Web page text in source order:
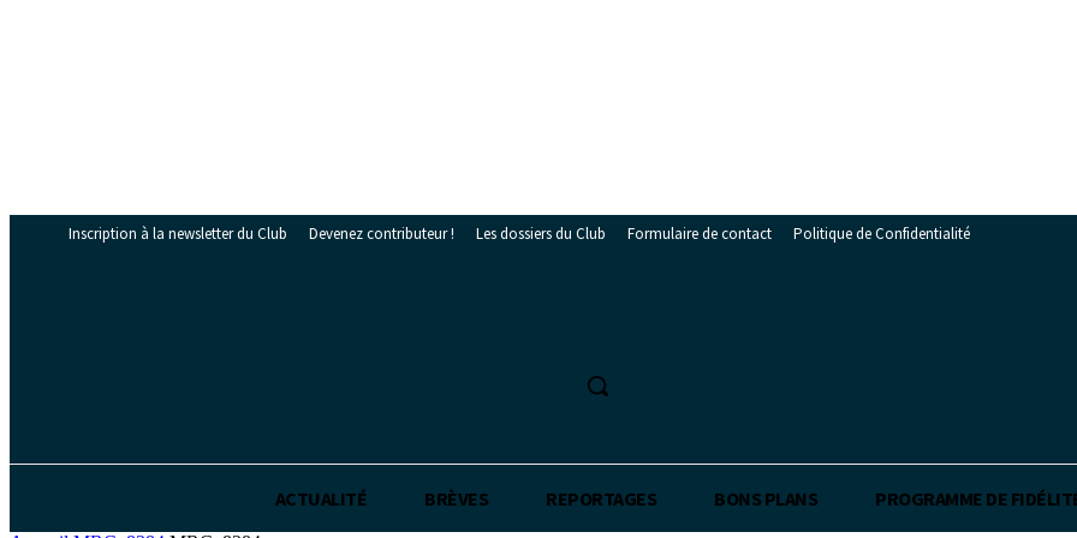
Inscription à la newsletter du Club Devenez contributeur ! Les dossiers du Club Formulaire de contact Politique de Confidentialité
ACTUALITÉ BRÈVES REPORTAGES BONS PLANS PROGRAMME DE